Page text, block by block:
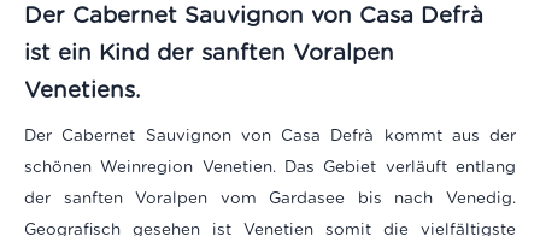
Der Cabernet Sauvignon von Casa Defrà
ist ein Kind der sanften Voralpen
Venetiens.
Der Cabernet Sauvignon von Casa Defrà kommt aus der
schönen Weinregion Venetien. Das Gebiet verläuft entlang
der sanften Voralpen vom Gardasee bis nach Venedig.
Geografisch gesehen ist Venetien somit die vielfältigste